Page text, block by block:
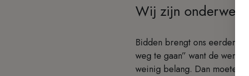
Wij zijn onderweg.
Bidden brengt ons eerder
weg te gaan” want de
weinig belang. Dan moeten